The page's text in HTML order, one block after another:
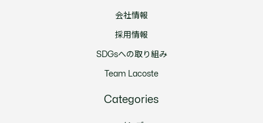
会社情報
採用情報
SDGsへの取り組み
Team Lacoste
Categories